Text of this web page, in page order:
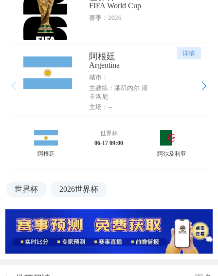
FIFA World Cup
赛季：2026
详情
阿根廷
Argentina
城市：
主教练：莱昂内尔·斯
卡洛尼
主场：--
阿根廷
世界杯
06-17 09:00
阿尔及利亚
世界杯 2026世界杯